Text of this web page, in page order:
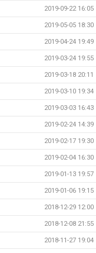
2019-09-22 16:05
2019-05-05 18:30
2019-04-24 19:49
2019-03-24 19:55
2019-03-18 20:11
2019-03-10 19:34
2019-03-03 16:43
2019-02-24 14:39
2019-02-17 19:30
2019-02-04 16:30
2019-01-13 19:57
2019-01-06 19:15
2018-12-29 12:00
2018-12-08 21:55
2018-11-27 19:04